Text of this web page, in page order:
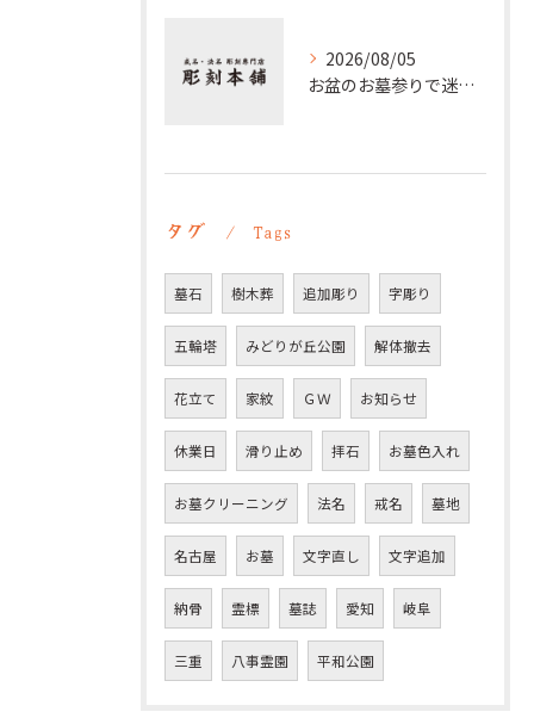
2026/08/05
お盆のお墓参りで迷わない時間帯の選び方と夕方参拝の注意点
タグ Tags
墓石 樹木葬 追加彫り 字彫り
五輪塔 みどりが丘公園 解体撤去
花立て 家紋 ＧＷ お知らせ
休業日 滑り止め 拝石 お墓色入れ
お墓クリーニング 法名 戒名 墓地
名古屋 お墓 文字直し 文字追加
納骨 霊標 墓誌 愛知 岐阜
三重 八事霊園 平和公園